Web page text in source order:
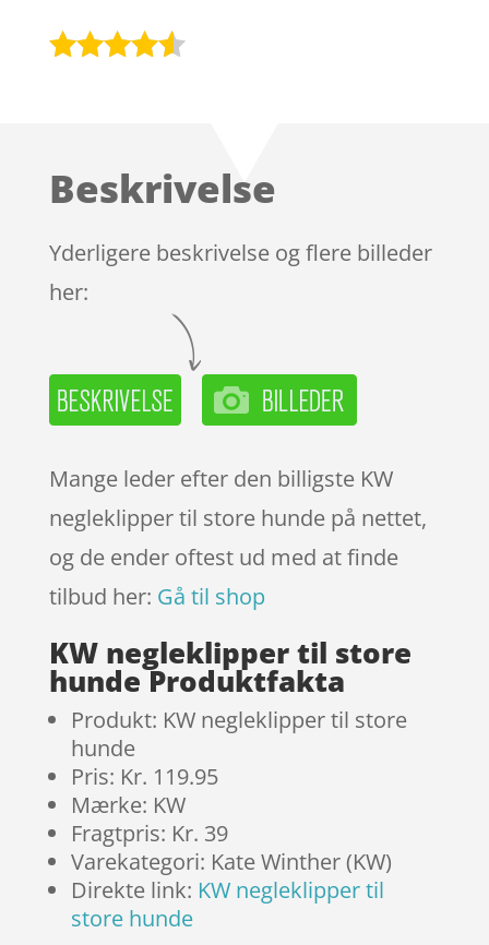
på
mmelser
Beskrivelse
Yderligere beskrivelse og flere billeder
her:
Mange leder efter den billigste KW
negleklipper til store hunde på nettet,
og de ender oftest ud med at finde
tilbud her: Gå til shop
KW negleklipper til store
hunde Produktfakta
Produkt: KW negleklipper til store
hunde
Pris: Kr. 119.95
Mærke: KW
Fragtpris: Kr. 39
Varekategori: Kate Winther (KW)
Direkte link: KW negleklipper til
store hunde